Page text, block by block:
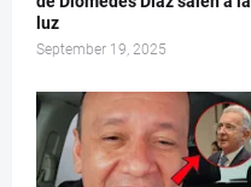
luz
September 19, 2025